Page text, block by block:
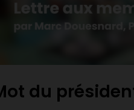
année de